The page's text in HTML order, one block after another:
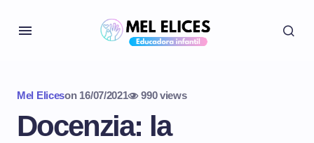
Mel Eliceson 16/07/2021 990 views
Docenzia: la